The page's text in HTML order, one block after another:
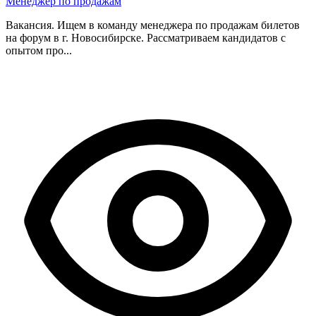
Вакансия. Ищем в команду менеджера по продажам билетов
на форум в г. Новосибирске. Рассматриваем кандидатов с
опытом про...